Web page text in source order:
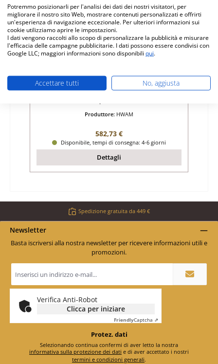
HWAM Bravo vetro
Produttore: HWAM
Prezzo normale:
582,73 €
Disponibile, tempi di consegna: 4-6 giorni
Dettagli
Spedizione gratuita da 449 €
Newsletter
Basta iscriversi alla nostra newsletter per ricevere informazioni utili e
promozioni.
e-
mail
*
Verifica Anti-Robot
Clicca per iniziare
FriendlyCaptcha ⇗
Protez. dati
informativa sulla protezione dei dati
termini e condizioni generali.
Potremmo posizionarli per l'analisi dei dati dei nostri visitatori, per
migliorare il nostro sito Web, mostrare contenuti personalizzati e offrirti
un'esperienza di navigazione eccezionale. Per ulteriori informazioni sui
cookie utilizziamo aprire le impostazioni.
I dati vengono raccolti allo scopo di personalizzare la pubblicità e misurare
l'efficacia delle campagne pubblicitarie. I dati possono essere condivisi con
Google LLC; maggiori informazioni sono disponibili qui.
Accettare tutti No, aggiusta